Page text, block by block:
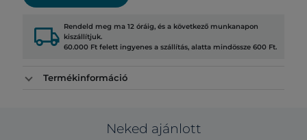
local_shipping Rendeld meg ma 12 óráig, és a következő munkanapon
kiszállítjuk.
60.000 Ft felett ingyenes a szállítás, alatta mindössze 600 Ft.
Termékinformáció
Neked ajánlott